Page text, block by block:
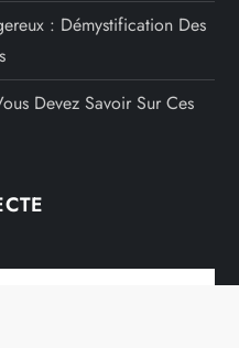
: Démystification Des
Devez Savoir Sur Ces